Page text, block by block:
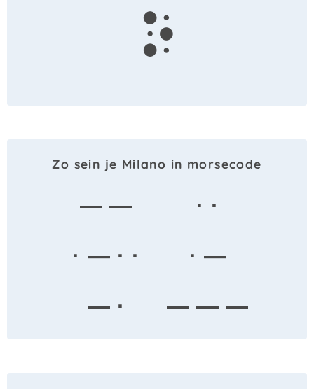
o
Zo sein je Milano in morsecode
— —
· ·
· — · ·
· —
— ·
— — —